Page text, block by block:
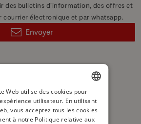
des bulletins d'information, des offres et
courrier électronique et par whatsapp.
Envoyer
ENGLISH
SPANISH
Web utilise des cookies pour
utilisateur. En utilisant
vous acceptez tous les cookies
à notre Politique relative aux